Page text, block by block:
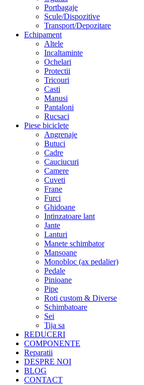
Portbagaje
Scule/Dispozitive
Transport/Depozitare
Echipament
Altele
Incaltaminte
Ochelari
Protectii
Tricouri
Casti
Manusi
Pantaloni
Rucsaci
Piese biciclete
Angrenaje
Butuci
Cadre
Cauciucuri
Camere
Cuveti
Frane
Furci
Ghidoane
Intinzatoare lant
Jante
Lanturi
Manete schimbator
Mansoane
Monobloc (ax pedalier)
Pedale
Pinioane
Pipe
Roti custom & Diverse
Schimbatoare
Sei
Tija sa
REDUCERI
COMPONENTE
Reparatii
DESPRE NOI
BLOG
CONTACT